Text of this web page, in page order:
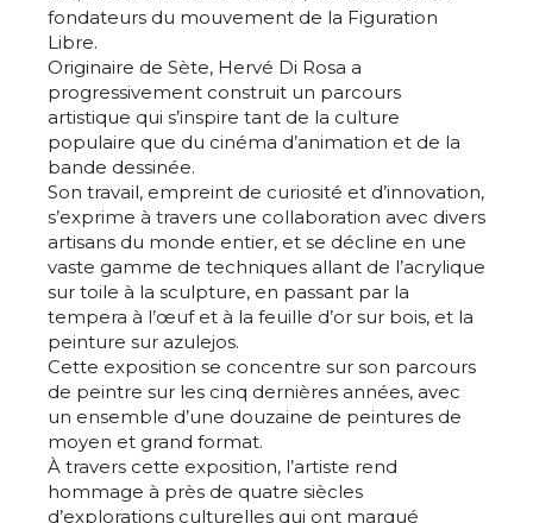
fondateurs du mouvement de la Figuration
Libre.
Originaire de Sète, Hervé Di Rosa a
progressivement construit un parcours
artistique qui s’inspire tant de la culture
populaire que du cinéma d’animation et de la
bande dessinée.
Son travail, empreint de curiosité et d’innovation,
s’exprime à travers une collaboration avec divers
artisans du monde entier, et se décline en une
vaste gamme de techniques allant de l’acrylique
sur toile à la sculpture, en passant par la
tempera à l’œuf et à la feuille d’or sur bois, et la
peinture sur azulejos.
Cette exposition se concentre sur son parcours
de peintre sur les cinq dernières années, avec
un ensemble d’une douzaine de peintures de
moyen et grand format.
À travers cette exposition, l’artiste rend
hommage à près de quatre siècles
d’explorations culturelles qui ont marqué